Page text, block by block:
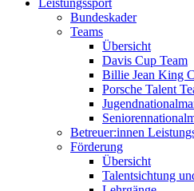
Leistungssport
Bundeskader
Teams
Übersicht
Davis Cup Team
Billie Jean King
Porsche Talent
Betreuer:innen
Förderung
Übersicht
Talentsichtung